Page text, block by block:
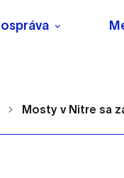
Mosty v Nitre sa